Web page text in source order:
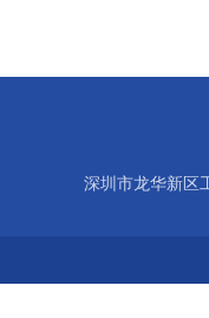
深圳市龙华新区